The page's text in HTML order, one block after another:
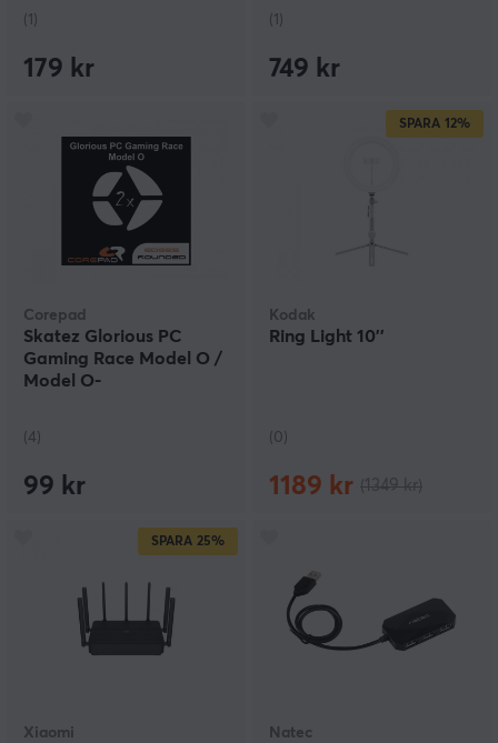
(1)
179 kr
(1)
749 kr
Corepad
Skatez Glorious PC
Gaming Race Model O /
Model O-
(4)
99 kr
SPARA 12%
Kodak
Ring Light 10''
(0)
1189 kr
SPARA 25%
Xiaomi Natec